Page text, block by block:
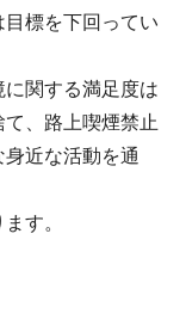
標を下回ってい
関する満足度は
、路上喫煙禁止
近な活動を通
す。